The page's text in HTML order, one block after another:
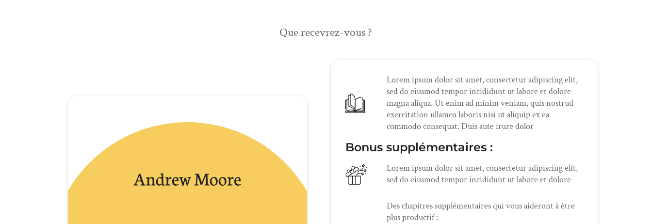
Que recevrez-vous ?
Lorem ipsum dolor sit amet, consectetur adipiscing elit,
sed do eiusmod tempor incididunt ut labore et dolore
magna aliqua. Ut enim ad minim veniam, quis nostrud
exercitation ullamco laboris nisi ut aliquip ex ea
commodo consequat. Duis aute irure dolor
Bonus supplémentaires :
Lorem ipsum dolor sit amet, consectetur adipiscing elit,
sed do eiusmod tempor incididunt ut labore et dolore
Des chapitres supplémentaires qui vous aideront à être
plus productif :